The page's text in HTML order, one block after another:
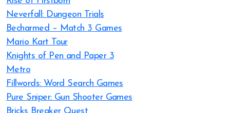
Neverfall: Dungeon Trials
Becharmed – Match 3 Games
Mario Kart Tour
Knights of Pen and Paper 3
Metro
Fillwords: Word Search Games
Pure Sniper: Gun Shooter Games